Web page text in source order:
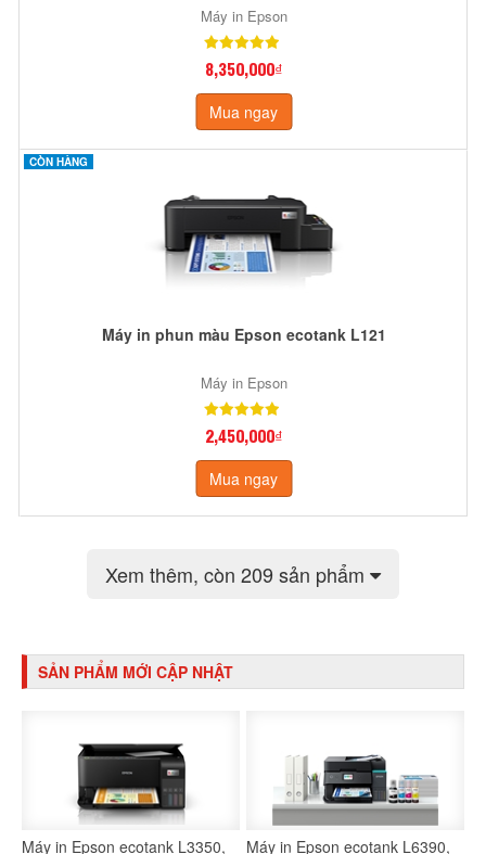
Máy in Epson
8,350,000₫
Mua ngay
CÒN HÀNG
Máy in phun màu Epson ecotank L121
Máy in Epson
2,450,000₫
Mua ngay
Xem thêm, còn 209 sản phẩm
SẢN PHẨM MỚI CẬP NHẬT
Máy in Epson ecotank L3350,
Máy in Epson ecotank L6390,